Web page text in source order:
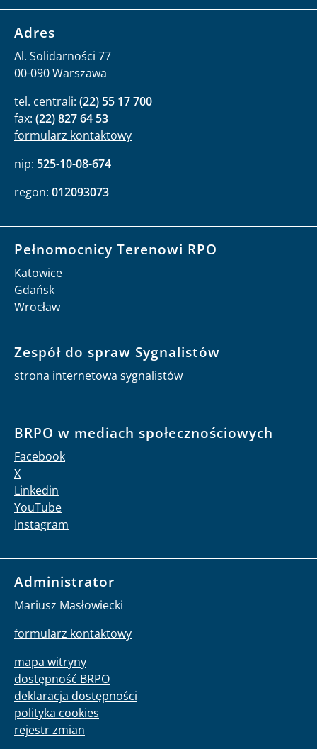
Adres
Al. Solidarności 77
00-090 Warszawa
tel. centrali: (22) 55 17 700
fax: (22) 827 64 53
formularz kontaktowy
nip: 525-10-08-674
regon: 012093073
Pełnomocnicy Terenowi RPO
Katowice
Gdańsk
Wrocław
Zespół do spraw Sygnalistów
strona internetowa sygnalistów
BRPO w mediach społecznościowych
Facebook
X
Linkedin
YouTube
Instagram
Administrator
Mariusz Masłowiecki
formularz kontaktowy
mapa witryny
dostępność BRPO
deklaracja dostępności
polityka cookies
rejestr zmian